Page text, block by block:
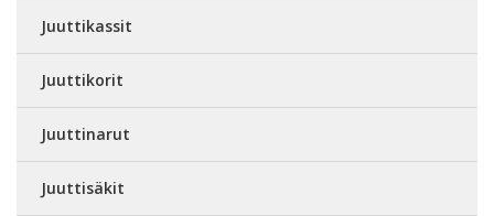
Juuttikassit
Juuttikorit
Juuttinarut
Juuttisäkit